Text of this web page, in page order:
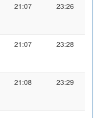
21:07 23:26
21:07 23:28
21:08 23:29